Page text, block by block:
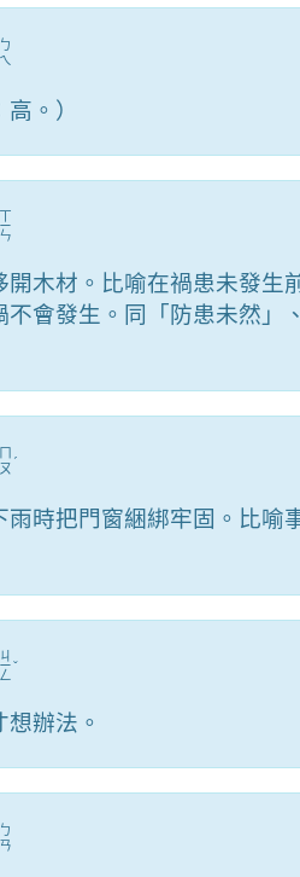
ㄅ
ㄟ
。）
ㄒ
ㄧ
ㄣ
木材。比喻在禍患未發生
會發生。同「防患未然」
ㄇ
ㄡ ˊ
時把門窗綑綁牢固。比喻
ㄐ
ㄧ
ㄥ
ˇ
辦法。
ㄅ
ㄢ